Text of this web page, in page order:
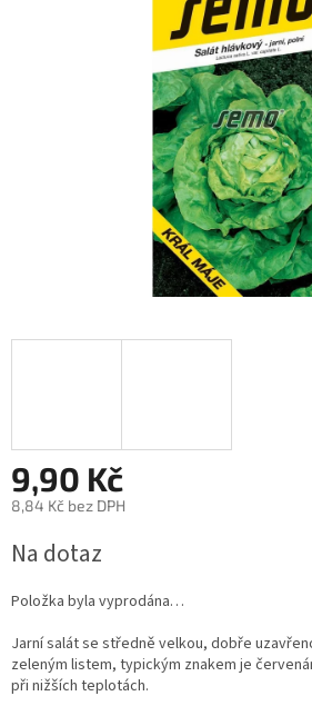
9,90 Kč
8,84 Kč bez DPH
cena:
Na dotaz
Položka byla vyprodána…
Jarní salát se středně velkou, dobře
zeleným listem, typickým znakem je
při nižších teplotách.